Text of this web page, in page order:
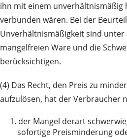
ihn mit einem unverhältnismäßig
verbunden wären. Bei der
Unverhältnismäßigkeit sind
mangelfreien Ware und die
berücksichtigen.
(4) Das Recht, den Preis zu
aufzulösen, hat der Verbraucher
1. der Mangel derart
sofortige Preisminderung